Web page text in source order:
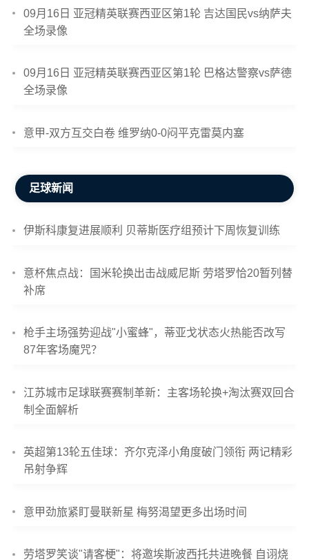
09月16日 亚冠精英联赛西亚区第1轮 吉达国民vs纳萨夫
全场录像
09月16日 亚冠精英联赛西亚区第1轮 巴格达警察vs萨德
全场录像
意甲-双方互交白卷 维罗纳0-0闷平克雷莫内塞
足球新闻
伊斯科康复进展顺利 贝蒂斯医疗组预计下周恢复训练
意杯焦点战：国米轮换出击战威尼斯 劳塔罗恰20暂列替
补席
枪手主场强势迎战"小蜜蜂"，蒂亚戈状态火热能否改写
87年客场魔咒？
江苏城市足球联赛赛制革新：主客场轮换+淘汰赛双回合
制全面解析
英超第13轮五佳球：齐尔克泽小角度破门领衔 两记精彩
吊射争辉
意甲劲旅紧盯曼联新星 梅努渴望更多出场时间
劳塔罗笑谈"请客梗"：将邀埃斯波西托共进晚餐 自诩烧